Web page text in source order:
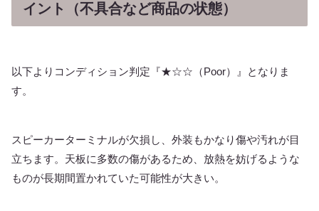
イント（不具合など商品の状態）
以下よりコンディション判定『★☆☆（Poor）』となりま
す。
スピーカーターミナルが欠損し、外装もかなり傷や汚れが目
立ちます。天板に多数の傷があるため、放熱を妨げるような
ものが長期間置かれていた可能性が大きい。